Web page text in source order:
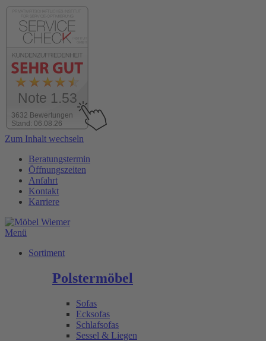
3632 Bewertungen
Stand: 06.08.26
Note 1.53
Zum Inhalt wechseln
Beratungstermin
Öffnungszeiten
Anfahrt
Kontakt
Karriere
Menü
Sortiment
Polstermöbel
Sofas
Ecksofas
Schlafsofas
Sessel & Liegen